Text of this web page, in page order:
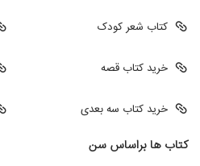
کتاب شعر کودک
خرید کتاب قصه
خرید کتاب سه بعدی
کتاب ها براساس سن